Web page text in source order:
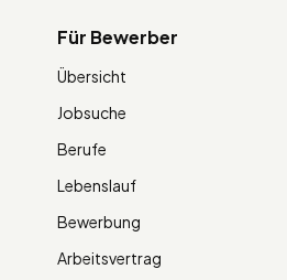
Für Bewerber
Übersicht
Jobsuche
Berufe
Lebenslauf
Bewerbung
Arbeitsvertrag